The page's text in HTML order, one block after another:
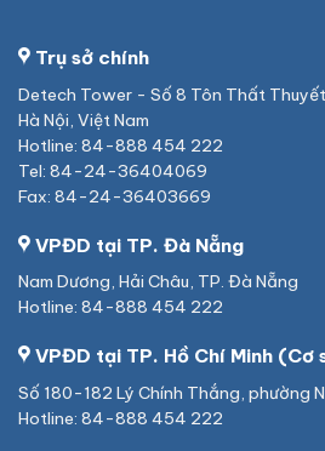
Trụ sở chính
Detech Tower - Số 8 Tôn Thất
Hà Nội, Việt Nam
Hotline: 84-888 454 222
Tel: 84-24-36404069
Fax: 84-24-36403669
VPĐD tại TP. Đà Nẵng
Nam Dương, Hải Châu, TP. Đà Nẵng
Hotline: 84-888 454 222
VPĐD tại TP. Hồ Chí Minh (Cơ
Số 180-182 Lý Chính Thắng, phường
Hotline: 84-888 454 222